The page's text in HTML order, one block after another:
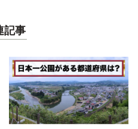
記事